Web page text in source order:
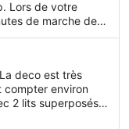
nuit
août.
Lors de votre
de marche de
profiterez de
à Internet gratuit
restaurant.
deco est très
compter environ
2 lits superposés.
la nuit. Seul bémol